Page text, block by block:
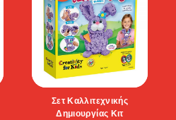
Σετ Καλλιτεχνικής
Δημιουργίας Κιτ